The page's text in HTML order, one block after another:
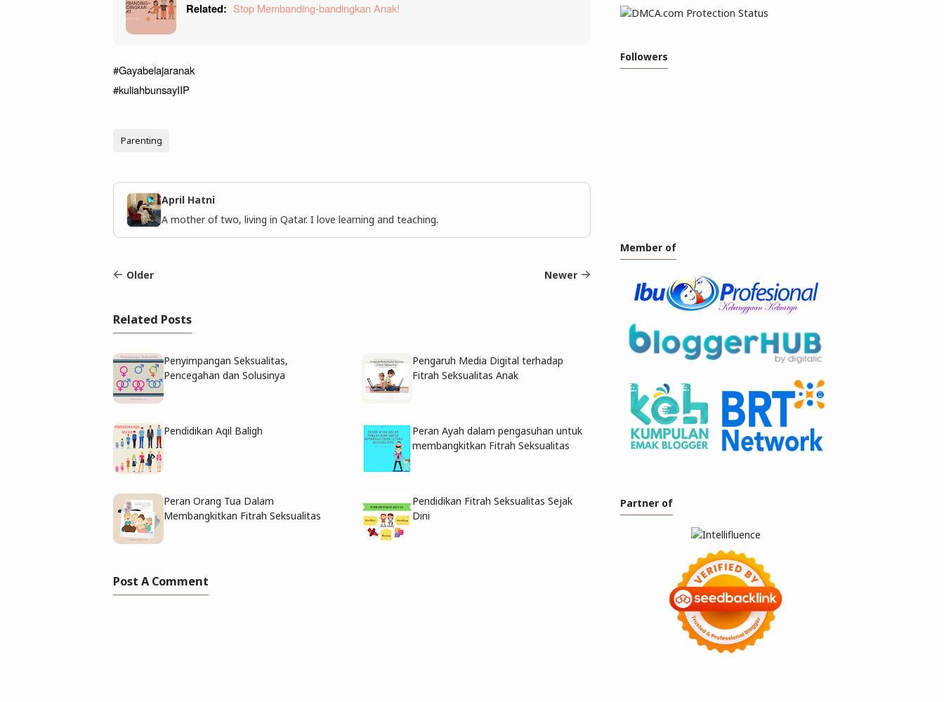
Related: Stop Membanding-bandingkan Anak!
#Gayabelajaranak
#kuliahbunsayIIP
Parenting
April Hatni
A mother of two, living in Qatar. I love learning and teaching.
Older Newer
Related Posts
Penyimpangan Seksualitas,
Pencegahan dan Solusinya
Pengaruh Media Digital terhadap
Fitrah Seksualitas Anak
Pendidikan Aqil Baligh
Peran Ayah dalam pengasuhan untuk
membangkitkan Fitrah Seksualitas
Peran Orang Tua Dalam
Membangkitkan Fitrah Seksualitas
Pendidikan Fitrah Seksualitas Sejak
Dini
Post A Comment
Followers
Member of
Partner of